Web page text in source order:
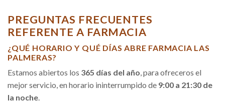
PREGUNTAS FRECUENTES
REFERENTE A FARMACIA
¿QUÉ HORARIO Y QUÉ DÍAS ABRE FARMACIA LAS
PALMERAS?
Estamos abiertos los 365 días del año, para ofreceros el
mejor servicio, en horario ininterrumpido de 9:00 a 21:30 de
la noche.